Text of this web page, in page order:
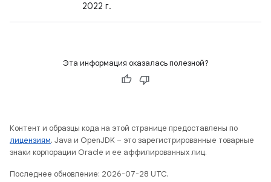
2022 г.
Эта информация оказалась полезной?
Контент и образцы кода на этой странице предоставлены по
лицензиям. Java и OpenJDK – это зарегистрированные товарные
знаки корпорации Oracle и ее аффилированных лиц.
Последнее обновление: 2026-07-28 UTC.